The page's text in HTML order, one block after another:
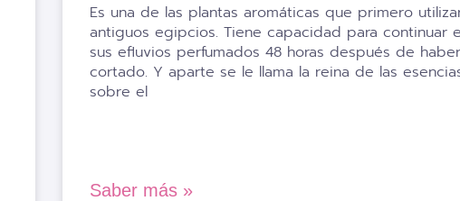
Es una de las plantas aromáticas que primero
antiguos egipcios. Tiene capacidad para continuar
sus efluvios perfumados 48 horas después de
cortado. Y aparte se le llama la reina de las
sobre el
Saber más »